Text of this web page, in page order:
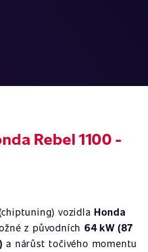
Rebel 1100 -
vozidlaHonda
z původních64 kW (87
a nárůst točivého momentu